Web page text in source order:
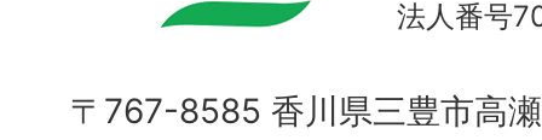
法人番号
〒767-8585 香川県三豊市高